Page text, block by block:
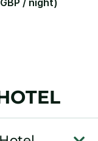
/ night)